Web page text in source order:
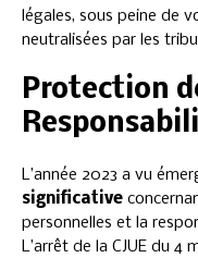
légales, sous peine de
neutralisées par les
Protection
L’année 2023 a vu
significative
personnelles et la
L’arrêt de la CJUE du 4